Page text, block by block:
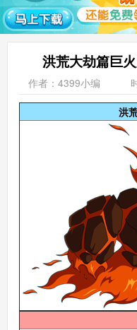
洪荒大劫篇巨
作者：4399小编
洪